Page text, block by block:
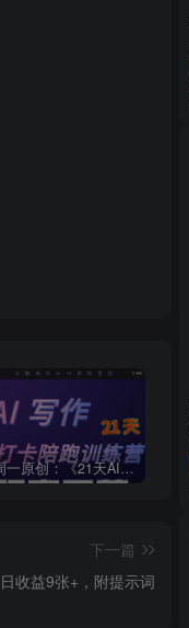
周一原创：《21天AI写作打卡陪跑训练营》全部内容讲解！（网站会员免费学习…）
下一篇
收益9张+，附提示词